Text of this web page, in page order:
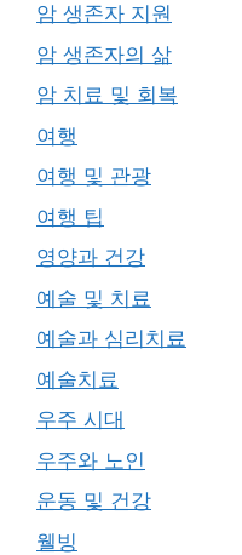
암 생존자 지원
암 생존자의 삶
암 치료 및 회복
여행
여행 및 관광
여행 팁
영양과 건강
예술 및 치료
예술과 심리치료
예술치료
우주 시대
우주와 노인
운동 및 건강
웰빙